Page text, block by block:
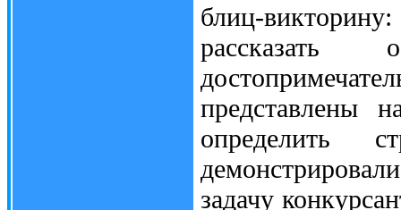
блиц-
представлены
определить
задачу